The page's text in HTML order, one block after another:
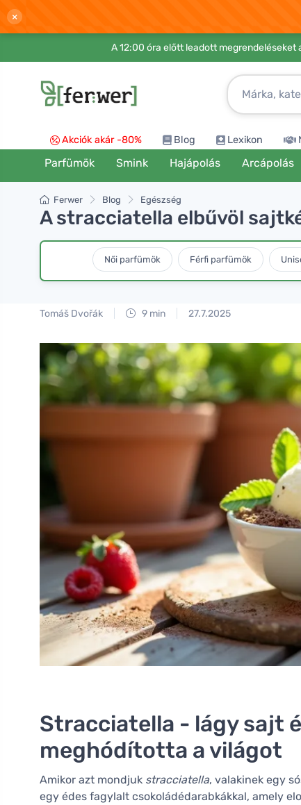
×
A 12:00 óra előtt leadott megrendeléseket
Akciók akár -80% Blog Lexikon
Parfümök Smink Hajápolás Arcápolás
Ferwer Blog Egészség
A stracciatella elbűvöl
Női parfümök Férfi parfümök
Tomáš Dvořák 9 min 27.7.2025
Stracciatella - lágy sajt
meghódította a világot
Amikor azt mondjuk stracciatella, valakinek egy
egy édes fagylalt csokoládédarabkákkal, amely